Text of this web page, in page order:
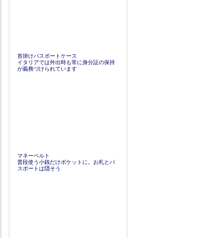
首掛けパスポートケース
イタリアでは外出時も常に身分証の保持
が義務づけられています
マネーベルト
普段使う小銭だけポケットに。お札とパ
スポートは隠そう